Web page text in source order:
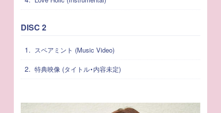
DISC 2
1. スペアミント (Music Video)
2. 特典映像 (タイトル・内容未定)